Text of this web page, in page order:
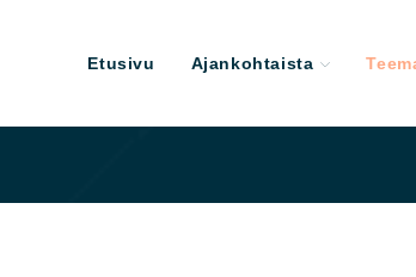
Etusivu Ajankohtaista